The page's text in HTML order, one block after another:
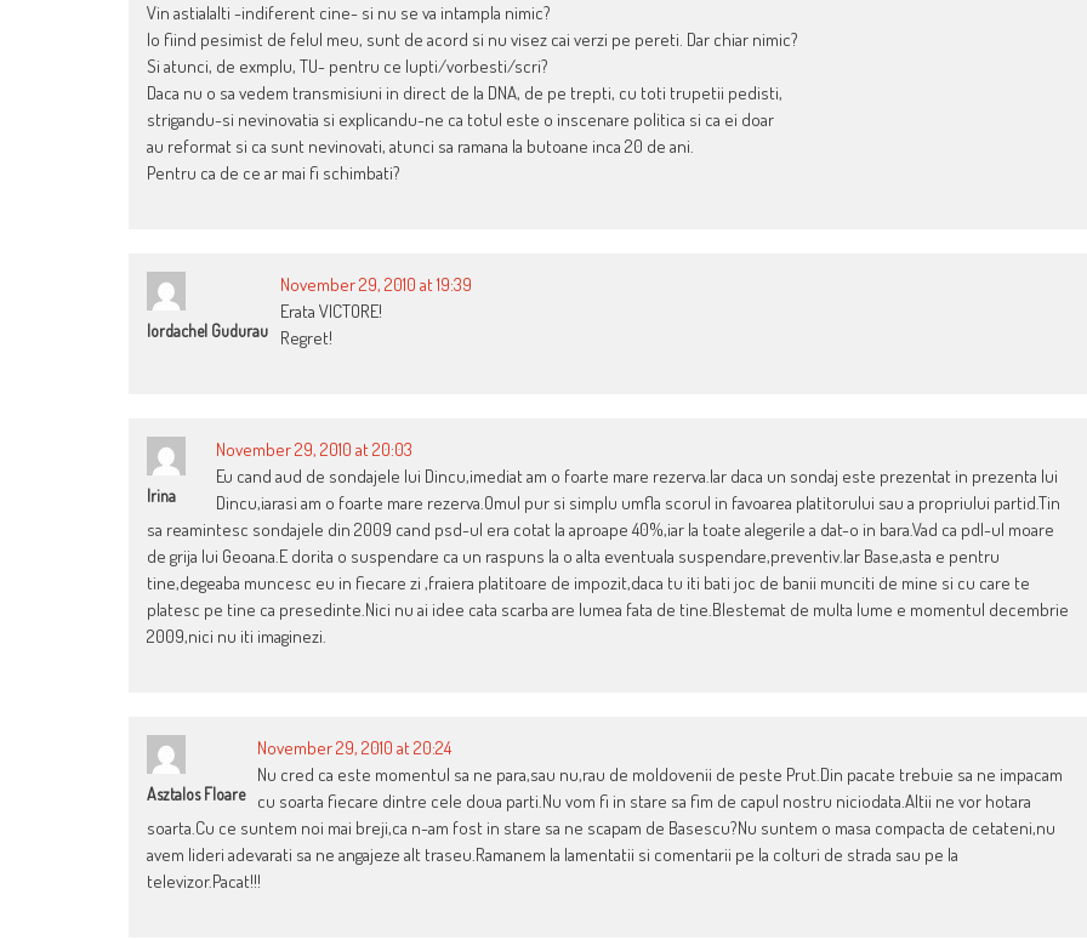
Vin astialalti -indiferent cine- si nu se va intampla nimic?
Io fiind pesimist de felul meu, sunt de acord si nu visez cai verzi pe pereti. Dar chiar nimic?
Si atunci, de exmplu, TU- pentru ce lupti/vorbesti/scri?
Daca nu o sa vedem transmisiuni in direct de la DNA, de pe trepti, cu toti trupetii pedisti,
strigandu-si nevinovatia si explicandu-ne ca totul este o inscenare politica si ca ei doar
au reformat si ca sunt nevinovati, atunci sa ramana la butoane inca 20 de ani.
Pentru ca de ce ar mai fi schimbati?
Iordachel Gudurau
November 29, 2010 at 19:39
Erata VICTORE!
Regret!
Irina
November 29, 2010 at 20:03
Eu cand aud de sondajele lui Dincu,imediat am o foarte mare rezerva.Iar daca un sondaj este prezentat in prezenta lui
Dincu,iarasi am o foarte mare rezerva.Omul pur si simplu umfla scorul in favoarea platitorului sau a propriului partid.Tin
sa reamintesc sondajele din 2009 cand psd-ul era cotat la aproape 40%,iar la toate alegerile a dat-o in bara.Vad ca pdl-ul moare
de grija lui Geoana.E dorita o suspendare ca un raspuns la o alta eventuala suspendare,preventiv.Iar Base,asta e pentru
tine,degeaba muncesc eu in fiecare zi ,fraiera platitoare de impozit,daca tu iti bati joc de banii munciti de mine si cu care te
platesc pe tine ca presedinte.Nici nu ai idee cata scarba are lumea fata de tine.Blestemat de multa lume e momentul decembrie
2009,nici nu iti imaginezi.
Asztalos Floare
November 29, 2010 at 20:24
Nu cred ca este momentul sa ne para,sau nu,rau de moldovenii de peste Prut.Din pacate trebuie sa ne impacam
cu soarta fiecare dintre cele doua parti.Nu vom fi in stare sa fim de capul nostru niciodata.Altii ne vor hotara
soarta.Cu ce suntem noi mai breji,ca n-am fost in stare sa ne scapam de Basescu?Nu suntem o masa compacta de cetateni,nu
avem lideri adevarati sa ne angajeze alt traseu.Ramanem la lamentatii si comentarii pe la colturi de strada sau pe la
televizor.Pacat!!!